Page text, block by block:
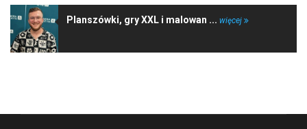
Planszówki, gry XXL i malowan ... więcej